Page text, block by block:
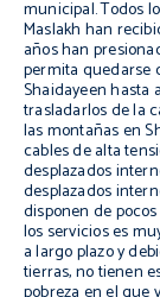
municipal. Todos
Maslakh han
años han
permita quedarse
Shaidayeen hasta
trasladarlos de la
las montañas en
cables de alta
desplazados
desplazados
disponen de
los servicios es
a largo plazo y
tierras, no tienen